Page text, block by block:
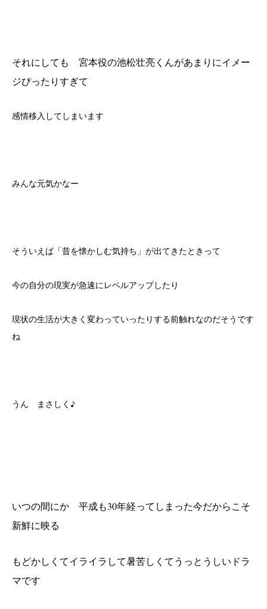
それにしても 宮本役の池松壮亮くんがあまりにイメー
ジぴったりすぎて
感情移入してしまいます
みんな元気かなー
そういえば「昔を懐かしむ気持ち」が出てきたときって
今の自分の現実が急速にレベルアップしたり
現状の生活が大きく変わっていったりする前触れなのだそうです
ね
うん まさしく♪
いつの間にか 平成も30年経ってしまった今だからこそ
新鮮に映る
もどかしくてイライラして暑苦しくてうっとうしいドラ
マです